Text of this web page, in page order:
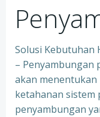
Solusi Kebutuhan
– Penyambungan
akan menentukan
ketahanan sistem
penyambungan